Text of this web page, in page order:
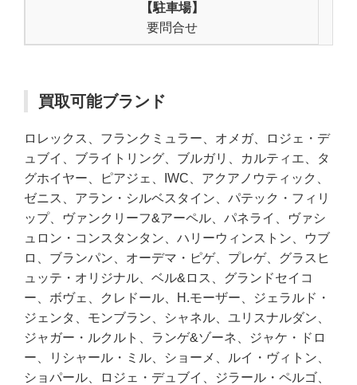
【駐車場】
要問合せ
買取可能ブランド
ロレックス、フランクミュラー、オメガ、ロジェ・デ
ュブイ、ブライトリング、ブルガリ、カルティエ、タ
グホイヤー、ピアジェ、IWC、アクアノウティック、
ゼニス、アラン・シルベスタイン、パテック・フィリ
ップ、ヴァンクリーフ&アーペル、パネライ、ヴァシ
ュロン・コンスタンタン、ハリーウィンストン、ウブ
ロ、ブランパン、オーデマ・ピゲ、プレゲ、グラスヒ
ュッテ・オリジナル、ベル&ロス、グランドセイコ
ー、ボヴェ、クレドール、H.モーザー、ジェラルド・
ジェンタ、モンブラン、シャネル、ユリスナルダン、
ジャガー・ルクルト、ランゲ&ゾーネ、ジャケ・ドロ
ー、リシャール・ミル、ショーメ、ルイ・ヴィトン、
ショパール、ロジェ・デュブイ、ジラール・ペルゴ、